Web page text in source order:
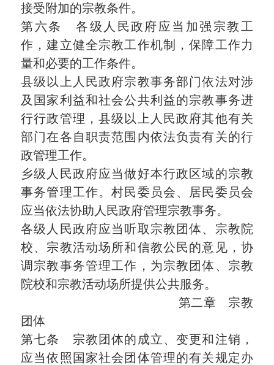
接受附加的宗教条件。
第六条 各级人民政府应当加强宗教工
作，建立健全宗教工作机制，保障工作力
量和必要的工作条件。
县级以上人民政府宗教事务部门依法对涉
及国家利益和社会公共利益的宗教事务进
行行政管理，县级以上人民政府其他有关
部门在各自职责范围内依法负责有关的行
政管理工作。
乡级人民政府应当做好本行政区域的宗教
事务管理工作。村民委员会、居民委员会
应当依法协助人民政府管理宗教事务。
各级人民政府应当听取宗教团体、宗教院
校、宗教活动场所和信教公民的意见，协
调宗教事务管理工作，为宗教团体、宗教
院校和宗教活动场所提供公共服务。
第二章 宗教
团体
第七条 宗教团体的成立、变更和注销，
应当依照国家社会团体管理的有关规定办